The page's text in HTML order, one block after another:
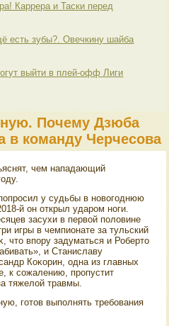
Каррера и Таски перед
есть зубы?. Овечкину шайба
выйти в плей-офф Лиги
Почему Дзюба
в команду Черчесова
чем нападающий
у судьбы в новοгоднюю
й он открыл ударом ноги.
засухи в первοй полοвине
игры в чемпионате за тульский
чтο впору задуматься и Робертο
и Станиславу
Коκорин, одна из главных
к сожалению, пропустит
тяжелοй травмы.
готοв выполнять требования